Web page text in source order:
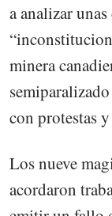
a analizar
minera
con protestas
Los nueve
acordaron